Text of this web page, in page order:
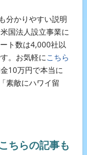
分かりやすい説明
国法人設立事業に
ト数は4,000社以
。お気軽にこちら
10万円で本当に
素敵にハワイ留
ちらの記事も